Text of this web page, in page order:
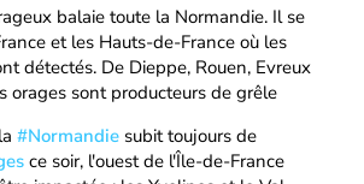
balaie toute la Normandie. Il se
et les Hauts-de-France où les
détectés. De Dieppe, Rouen, Evreux
orages sont producteurs de grêle
#Normandie subit toujours de
ce soir, l'ouest de l'Île-de-France